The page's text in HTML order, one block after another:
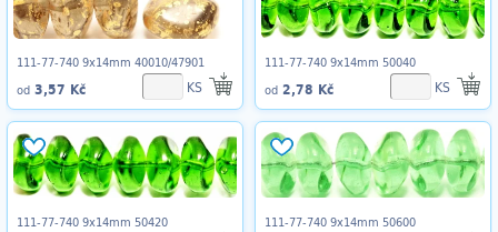
111-77-740 9x14mm 40010/47901
od 3,57 Kč KS
111-77-740 9x14mm 50040
od 2,78 Kč KS
111-77-740 9x14mm 50420
111-77-740 9x14mm 50600